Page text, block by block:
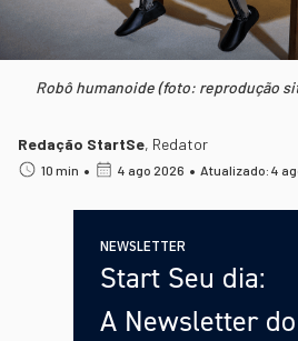
Robô humanoide (foto: reprodução
Redação StartSe, Redator
10 min • 4 ago 2026 • Atualizado: 4
NEWSLETTER
Start Seu dia:
A Newsletter do